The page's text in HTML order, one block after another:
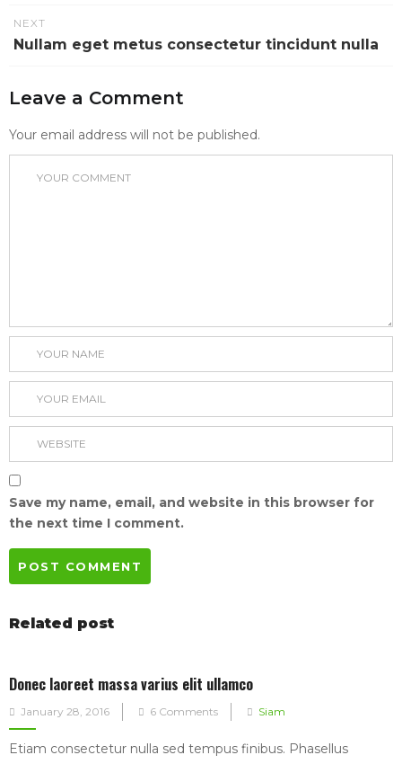
NEXT
Nullam eget metus consectetur tincidunt nulla
Leave a Comment
Your email address will not be published.
Save my name, email, and website in this browser for
the next time I comment.
Related post
Donec laoreet massa varius elit ullamco
Posted
on
January 28, 2016 6 Comments Siam
Etiam consectetur nulla sed tempus finibus. Phasellus